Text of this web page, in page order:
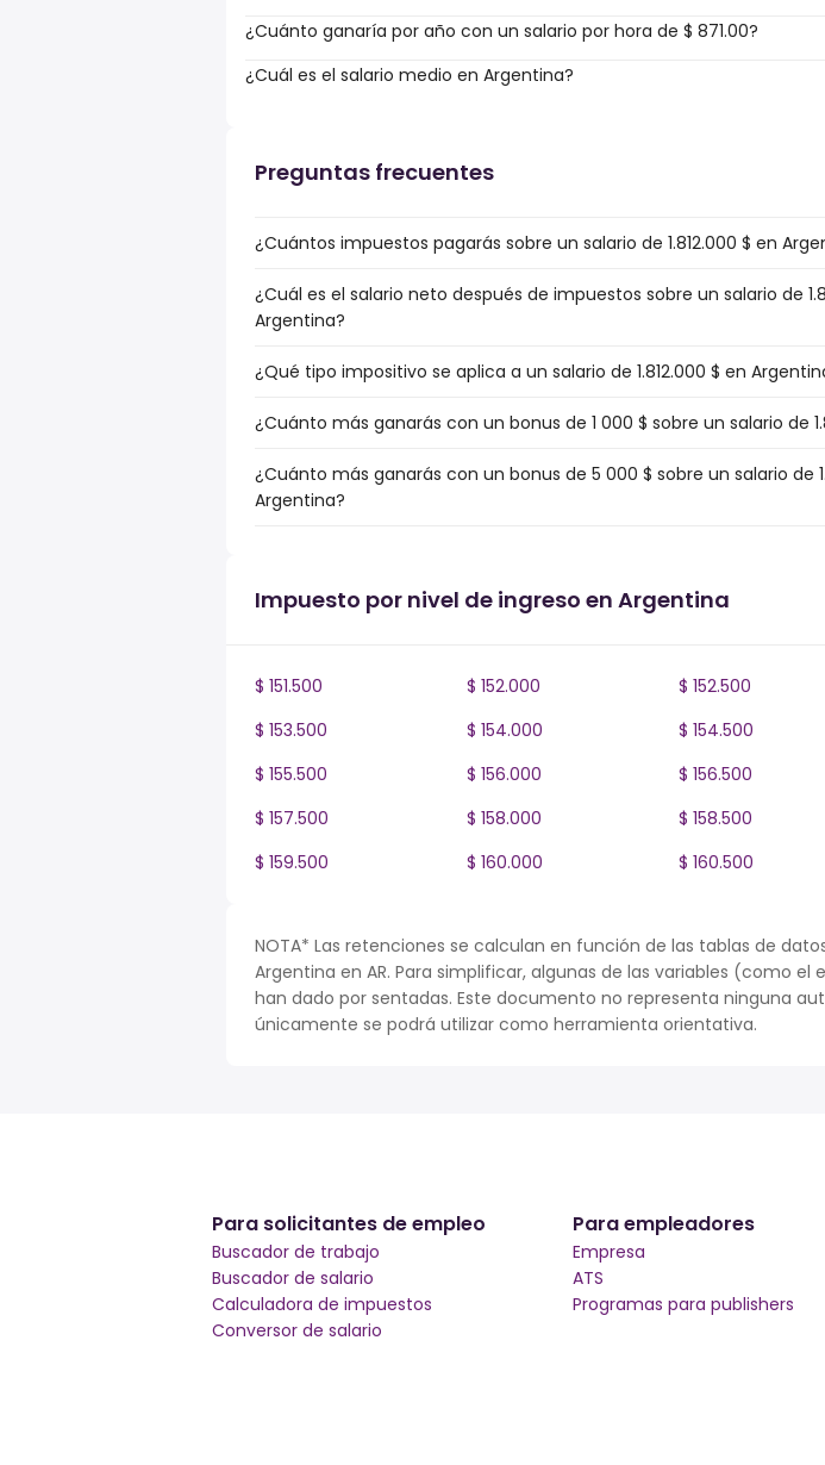
¿Cuánto ganaría por año con un salario por hora de $ 871.00?
¿Cuál es el salario medio en Argentina?
Preguntas frecuentes
¿Cuántos impuestos pagarás sobre un salario de 1.812.000 $ en
¿Cuál es el salario neto después de impuestos sobre un salario de
Argentina?
¿Qué tipo impositivo se aplica a un salario de 1.812.000 $ en
¿Cuánto más ganarás con un bonus de 1 000 $ sobre un salario de
¿Cuánto más ganarás con un bonus de 5 000 $ sobre un salario de
Argentina?
Impuesto por nivel de ingreso en Argentina
$ 151.500 $ 152.000 $ 152.500
$ 153.500
$ 154.000 $ 154.500
$ 155.500
$ 156.000 $ 156.500
$ 157.500
$ 158.000 $ 158.500
$ 159.500
$ 160.000 $ 160.500
NOTA* Las retenciones se calculan en función de las tablas de
Argentina en AR. Para simplificar, algunas de las variables (como el
han dado por sentadas. Este documento no representa ninguna
únicamente se podrá utilizar como herramienta orientativa.
Para solicitantes de empleo
Buscador de trabajo
Buscador de salario
Calculadora de impuestos
Conversor de salario
Para empleadores
Empresa
ATS
Programas para publishers